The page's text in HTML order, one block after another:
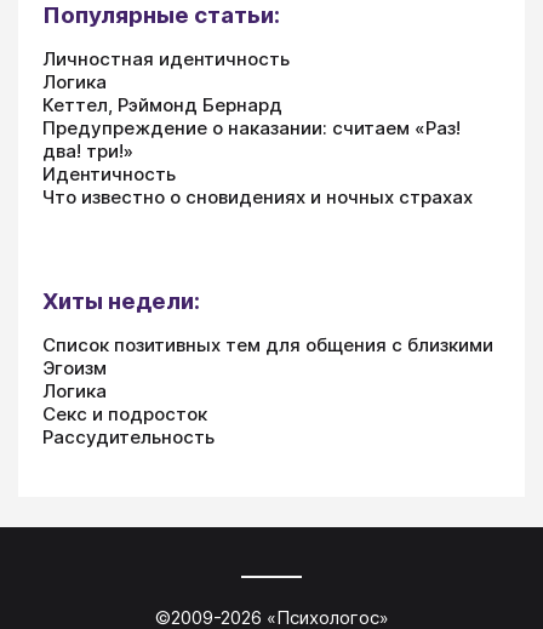
Популярные статьи:
Личностная идентичность
Логика
Кеттел, Рэймонд Бернард
Предупреждение о наказании: считаем «Раз!
два! три!»
Идентичность
Что известно о сновидениях и ночных страхах
Хиты недели:
Список позитивных тем для общения с близкими
Эгоизм
Логика
Секс и подросток
Рассудительность
©2009-2026 «Психологос»